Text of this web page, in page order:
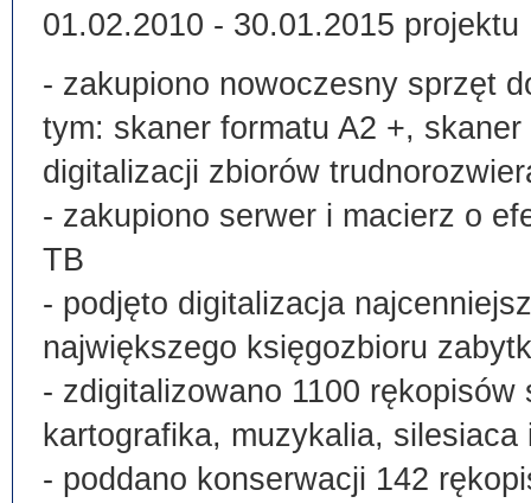
01.02.2010 - 30.01.2015 projektu
- zakupiono nowoczesny sprzęt
tym: skaner formatu A2 +,
digitalizacji zbiorów
- zakupiono serwer i macierz o
TB
- podjęto digitalizacja
największego księgozbioru
- zdigitalizowano 1100
kartografika, muzykalia, silesiaca
- poddano konserwacji 142